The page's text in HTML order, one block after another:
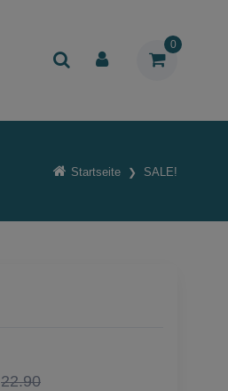
0
Startseite SALE!
22.90